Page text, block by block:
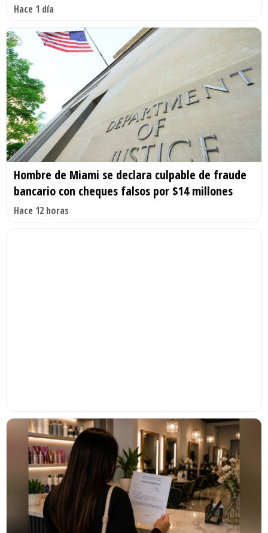
Hace 1 día
Hombre de Miami se declara culpable de fraude
bancario con cheques falsos por $14 millones
Hace 12 horas